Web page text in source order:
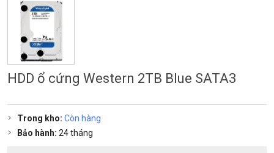
HDD ổ cứng Western 2TB Blue SATA3
Trong kho: Còn hàng
Bảo hành: 24 tháng